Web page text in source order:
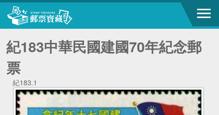
紀183中華民國建國70年紀念郵
票
紀183.1